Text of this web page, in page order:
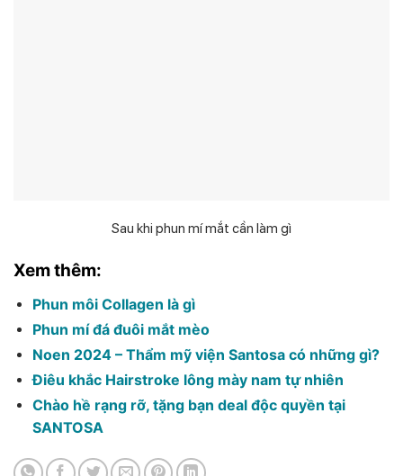
Sau khi phun mí mắt cần làm gì
Xem thêm:
Phun môi Collagen là gì
Phun mí đá đuôi mắt mèo
Noen 2024 – Thẩm mỹ viện Santosa có những gì?
Điêu khắc Hairstroke lông mày nam tự nhiên
Chào hề rạng rỡ, tặng bạn deal độc quyền tại
SANTOSA